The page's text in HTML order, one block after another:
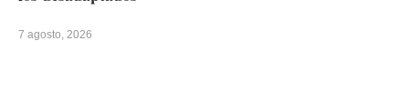
7 agosto, 2026